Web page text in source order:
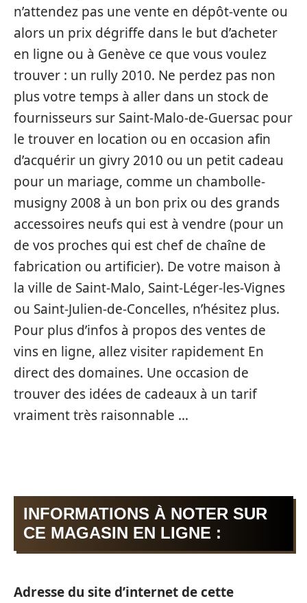
n’attendez pas une vente en dépôt-vente ou
alors un prix dégriffe dans le but d’acheter
en ligne ou à Genève ce que vous voulez
trouver : un rully 2010. Ne perdez pas non
plus votre temps à aller dans un stock de
fournisseurs sur Saint-Malo-de-Guersac pour
le trouver en location ou en occasion afin
d’acquérir un givry 2010 ou un petit cadeau
pour un mariage, comme un chambolle-
musigny 2008 à un bon prix ou des grands
accessoires neufs qui est à vendre (pour un
de vos proches qui est chef de chaîne de
fabrication ou artificier). De votre maison à
la ville de Saint-Malo, Saint-Léger-les-Vignes
ou Saint-Julien-de-Concelles, n’hésitez plus.
Pour plus d’infos à propos des ventes de
vins en ligne, allez visiter rapidement En
direct des domaines. Une occasion de
trouver des idées de cadeaux à un tarif
vraiment très raisonnable …
INFORMATIONS À NOTER SUR
CE MAGASIN EN LIGNE :
Adresse du site d’internet de cette